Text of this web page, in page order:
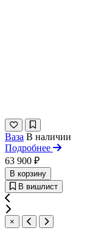
Ваза В наличии
Подробнее
63 900 ₽
В корзину
В вишлист
×